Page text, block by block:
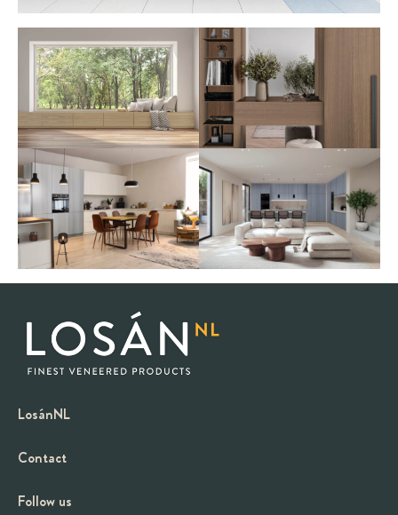
LosánNL
Contact
Follow us